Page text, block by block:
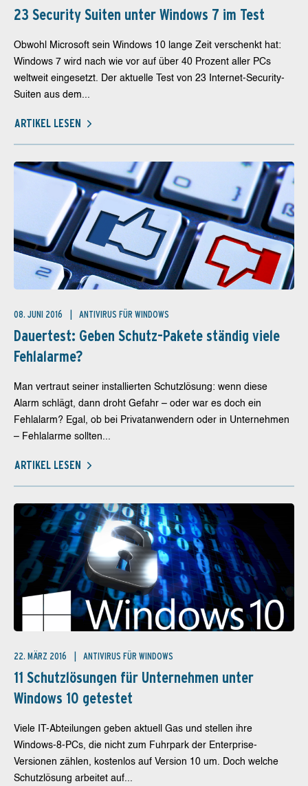
23 Security Suiten unter Windows 7 im Test
Obwohl Microsoft sein Windows 10 lange Zeit verschenkt hat:
Windows 7 wird nach wie vor auf über 40 Prozent aller PCs
weltweit eingesetzt. Der aktuelle Test von 23 Internet-Security-
Suiten aus dem...
ARTIKEL LESEN
08. JUNI 2016 ANTIVIRUS FÜR WINDOWS
Dauertest: Geben Schutz-Pakete ständig viele
Fehlalarme?
Man vertraut seiner installierten Schutzlösung: wenn diese
Alarm schlägt, dann droht Gefahr – oder war es doch ein
Fehlalarm? Egal, ob bei Privatanwendern oder in Unternehmen
– Fehlalarme sollten...
ARTIKEL LESEN
22. MÄRZ 2016 ANTIVIRUS FÜR WINDOWS
11 Schutzlösungen für Unternehmen unter
Windows 10 getestet
Viele IT-Abteilungen geben aktuell Gas und stellen ihre
Windows-8-PCs, die nicht zum Fuhrpark der Enterprise-
Versionen zählen, kostenlos auf Version 10 um. Doch welche
Schutzlösung arbeitet auf...